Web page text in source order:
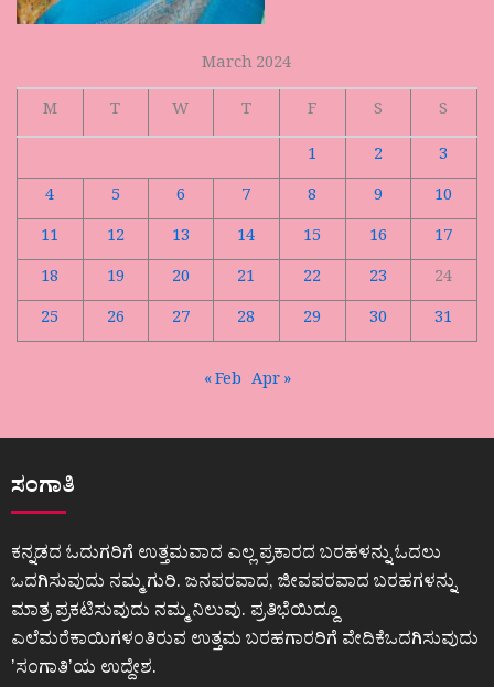
March 2024
M
T W T F S
S
1
2
3
4
5 6 7 8 9
10
11
12 13 14 15 16
17
18
19 20 21 22 23
24
25
26 27 28 29 30 31
« Feb Apr »
ಸಂಗಾತಿ
ಕನ್ನಡದ ಓದುಗರಿಗೆ ಉತ್ತಮವಾದ ಎಲ್ಲ ಪ್ರಕಾರದ ಬರಹಳನ್ನು ಓದಲು
ಒದಗಿಸುವುದು ನಮ್ಮ ಗುರಿ. ಜನಪರವಾದ, ಜೀವಪರವಾದ ಬರಹಗಳನ್ನು
ಮಾತ್ರ ಪ್ರಕಟಿಸುವುದು ನಮ್ಮ ನಿಲುವು. ಪ್ರತಿಭೆಯಿದ್ದೂ
ಎಲೆಮರೆಕಾಯಿಗಳಂತಿರುವ ಉತ್ತಮ ಬರಹಗಾರರಿಗೆ ವೇದಿಕೆಒದಗಿಸುವುದು
ʼಸಂಗಾತಿʼಯ ಉದ್ದೇಶ.